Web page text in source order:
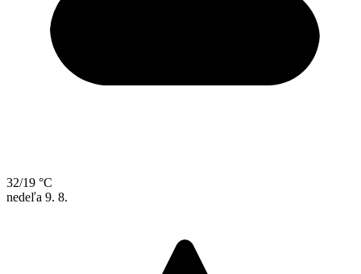
32/19 °C
nedeľa 9. 8.